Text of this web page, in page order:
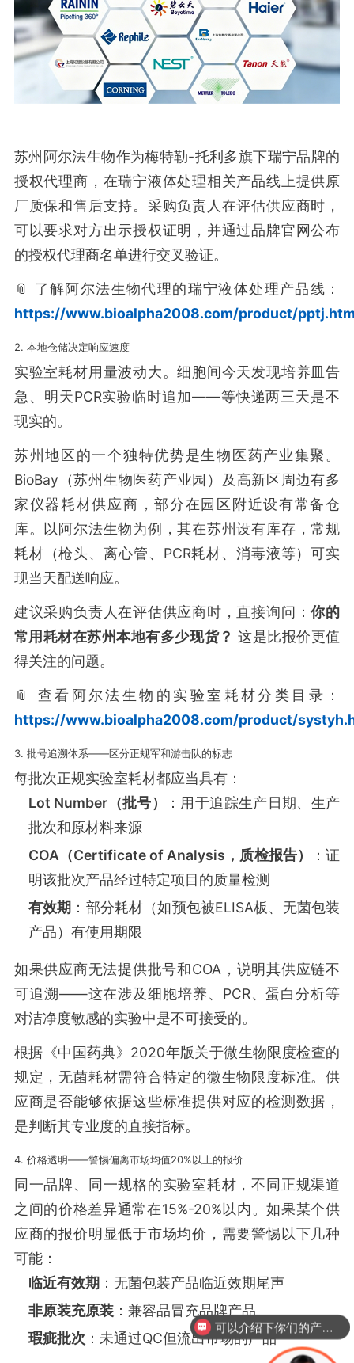
苏州阿尔法生物作为梅特勒-托利多旗下瑞宁品牌的
授权代理商，在瑞宁液体处理相关产品线上提供原
厂质保和售后支持。采购负责人在评估供应商时，
可以要求对方出示授权证明，并通过品牌官网公布
的授权代理商名单进行交叉验证。
📎 了解阿尔法生物代理的瑞宁液体处理产品线：
https://www.bioalpha2008.com/product/
2. 本地仓储决定响应速度
实验室耗材用量波动大。细胞间今天发现培养皿告
急、明天PCR实验临时追加——等快递两三天是不
现实的。
苏州地区的一个独特优势是生物医药产业集聚。
BioBay（苏州生物医药产业园）及高新区周边有多
家仪器耗材供应商，部分在园区附近设有常备仓
库。以阿尔法生物为例，其在苏州设有库存，常规
耗材（枪头、离心管、PCR耗材、消毒液等）可实
现当天配送响应。
建议采购负责人在评估供应商时，直接询问：你的
常用耗材在苏州本地有多少现货？ 这是比报价更值
得关注的问题。
📎 查看阿尔法生物的实验室耗材分类目录：
https://www.bioalpha2008.com/product/
3. 批号追溯体系——区分正规军和游击队的标志
每批次正规实验室耗材都应当具有：
Lot Number（批号）
：用于追踪生产日期、生产
批次和原材料来源
COA（Certificate of Analysis，质检报告）
：证
明该批次产品经过特定项目的质量检测
有效期 ：部分耗材（如预包被ELISA板、无菌包装
产品）有使用期限
如果供应商无法提供批号和COA，说明其供应链不
可追溯——这在涉及细胞培养、PCR、蛋白分析等
对洁净度敏感的实验中是不可接受的。
根据《中国药典》2020年版关于微生物限度检查的
规定，无菌耗材需符合特定的微生物限度标准。供
应商是否能够依据这些标准提供对应的检测数据，
是判断其专业度的直接指标。
4. 价格透明——警惕偏离市场均值20%以上的报价
同一品牌、同一规格的实验室耗材，不同正规渠道
之间的价格差异通常在15%-20%以内。如果某个供
应商的报价明显低于市场均价，需要警惕以下几种
可能：
临近有效期：无菌包装产品临近效期尾声
非原装充原装：兼容品冒充品牌产品
瑕疵批次 ：未通过QC但流出市场的产品
可以介绍下你们的产品么？